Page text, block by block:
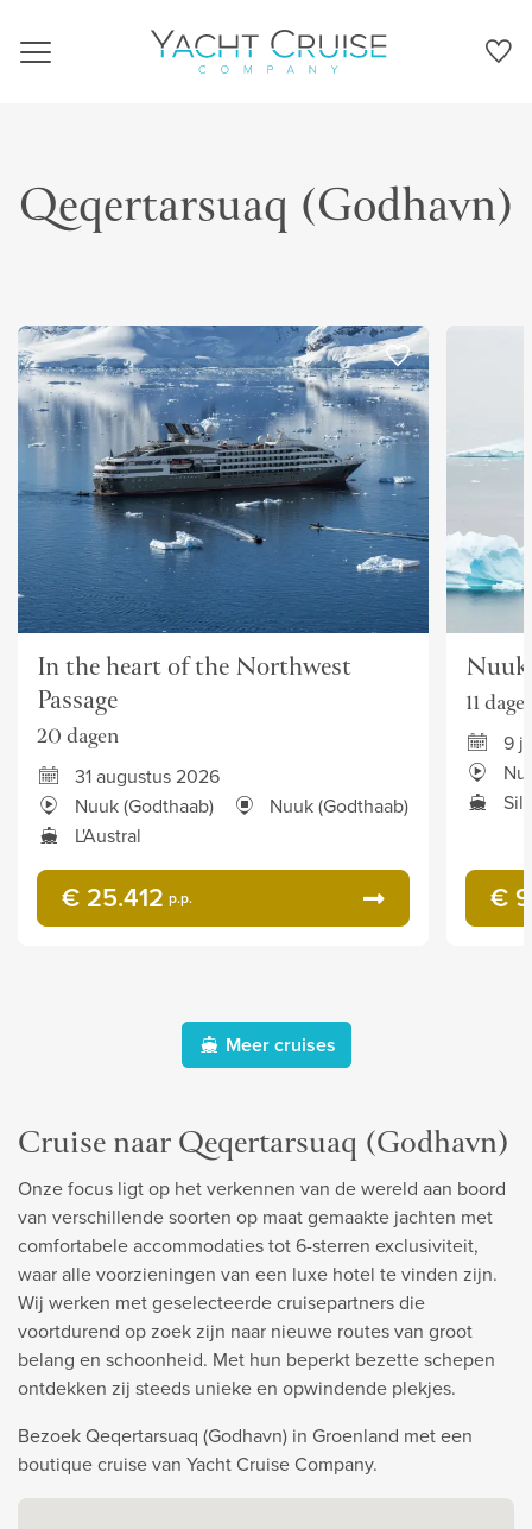
Navigation
Qeqertarsuaq (Godhavn)
In the heart of the Northwest
Passage
20 dagen
31 augustus 2026
Nuuk (Godthaab)
Nuuk (Godthaab)
L'Austral
€ 25.412 p.p.
11
9
€
Meer cruises
Cruise naar Qeqertarsuaq (Godhavn)
Onze focus ligt op het verkennen van de wereld aan boord
van verschillende soorten op maat gemaakte jachten met
comfortabele accommodaties tot 6-sterren exclusiviteit,
waar alle voorzieningen van een luxe hotel te vinden zijn.
Wij werken met geselecteerde cruisepartners die
voortdurend op zoek zijn naar nieuwe routes van groot
belang en schoonheid. Met hun beperkt bezette schepen
ontdekken zij steeds unieke en opwindende plekjes.
Bezoek Qeqertarsuaq (Godhavn) in Groenland met een
boutique cruise van Yacht Cruise Company.